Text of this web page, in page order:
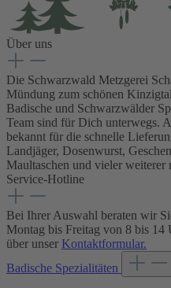
Über uns
Die Schwarzwald Metzgerei
Mündung zum schönen
Badische und Schwarzwälder
Team sind für Dich unterwegs.
bekannt für die schnelle
Landjäger, Dosenwurst,
Maultaschen und vieler weiterer
Service-Hotline
Bei Ihrer Auswahl beraten wir
Montag bis Freitag von 8 bis 14
über unser Kontaktformular.
Badische Spezialitäten